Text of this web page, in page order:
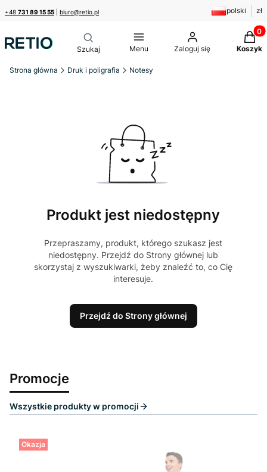
+48 731 89 15 55 biuro@retio.pl polski zł
Menu Zaloguj się Koszyk
Strona główna Druk i poligrafia Notesy
Produkt jest niedostępny
Przepraszamy, produkt, którego szukasz jest
niedostępny. Przejdź do Strony głównej lub
skorzystaj z wyszukiwarki, żeby znaleźć to, co Cię
interesuje.
Przejdź do Strony głównej
Promocje
Wszystkie produkty w promocji
Okazja